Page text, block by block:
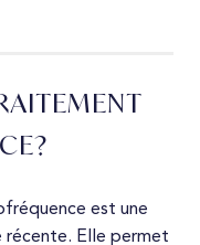
est une
récente. Elle permet